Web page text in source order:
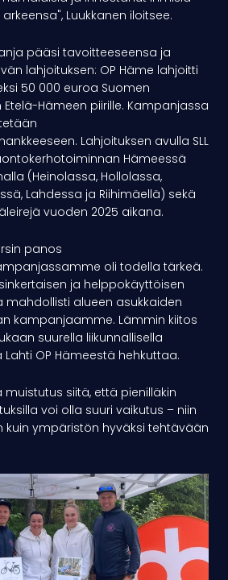
Luukkanen iloitsee.
pääsi tavoitteeseensa ja
lahjoituksen: OP Häme lahjoitti
50 000 euroa Suomen
Hämeen piirille. Kampanjassa
Lahjoituksen avulla SLL
Hämeessä
(Heinolassa, Hollolassa,
Lahdessa ja Riihimäellä) sekä
vuoden 2025 aikana.
panos
oli todella tärkeä.
ja helppokäyttöisen
mahdollisti alueen asukkaiden
kampanjaamme. Lämmin kiitos
suurella liikunnallisella
Lahti OP Hämeestä hehkuttaa.
siitä, että pienilläkin
voi olla suuri vaikutus – niin
kuin ympäristön hyväksi tehtävään